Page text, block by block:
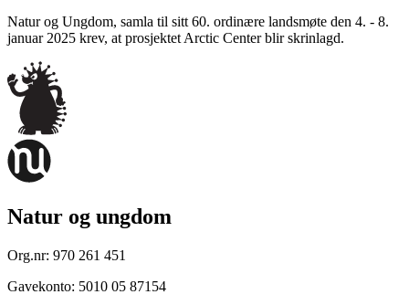
Natur og Ungdom, samla til sitt 60. ordinære landsmøte den 4. - 8.
januar 2025 krev, at prosjektet Arctic Center blir skrinlagd.
Natur og ungdom
Org.nr: 970 261 451
Gavekonto: 5010 05 87154